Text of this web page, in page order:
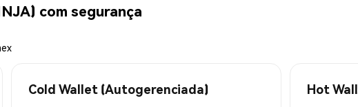
com segurança
Cold Wallet (Autogerenciada) Hot